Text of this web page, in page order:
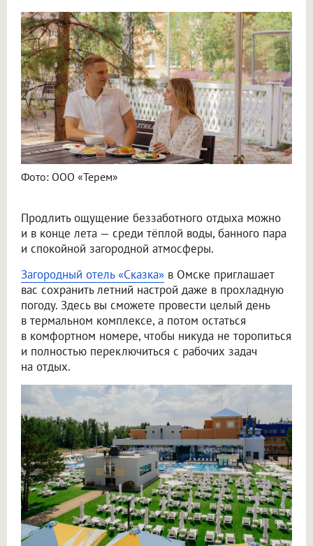
Фото: ООО «Терем»
Продлить ощущение беззаботного отдыха можно
и в конце лета — среди тёплой воды, банного пара
и спокойной загородной атмосферы.
Загородный отель «Сказка» в Омске приглашает
вас сохранить летний настрой даже в прохладную
погоду. Здесь вы сможете провести целый день
в термальном комплексе, а потом остаться
в комфортном номере, чтобы никуда не торопиться
и полностью переключиться с рабочих задач
на отдых.